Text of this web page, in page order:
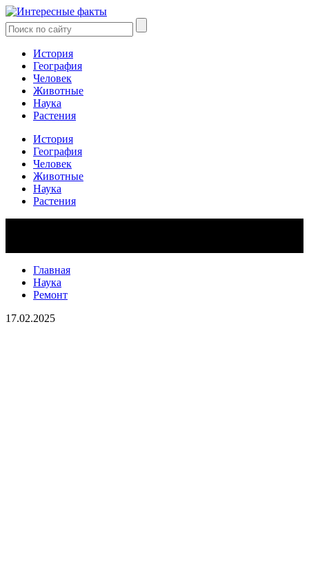
История
География
Человек
Животные
Наука
Растения
История
География
Человек
Животные
Наука
Растения
Главная
Наука
Ремонт
17.02.2025